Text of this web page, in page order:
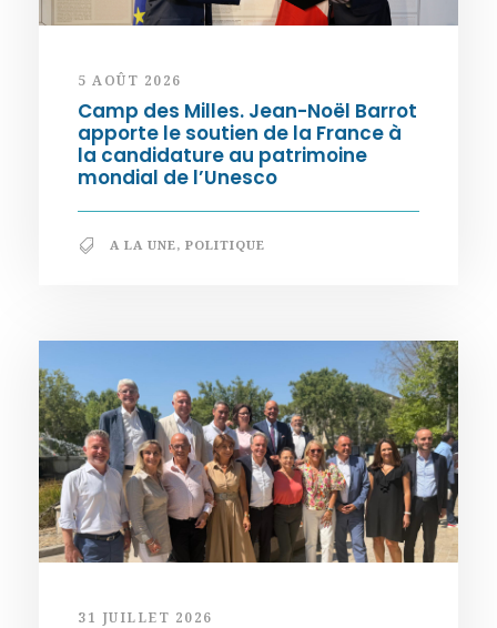
5 AOÛT 2026
Camp des Milles. Jean-Noël Barrot
apporte le soutien de la France à
la candidature au patrimoine
mondial de l’Unesco
A LA UNE, POLITIQUE
31 JUILLET 2026